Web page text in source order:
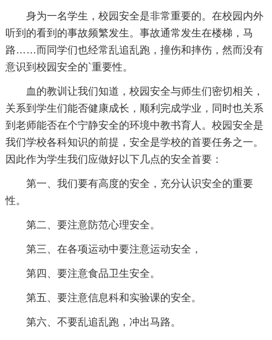
身为一名学生，校园安全是非常重要的。在校园内外
听到的看到的事故频繁发生。事故通常发生在楼梯，马
路……而同学们也经常乱追乱跑，撞伤和摔伤，然而没有
意识到校园安全的`重要性。
血的教训让我们知道，校园安全与师生们密切相关，
关系到学生们能否健康成长，顺利完成学业，同时也关系
到老师能否在个宁静安全的环境中教书育人。校园安全是
我们学校各科知识的前提，安全是学校的首要任务之一。
因此作为学生我们应做好以下几点的安全首要：
第一、我们要有高度的安全，充分认识安全的重要
性。
第二、要注意防范心理安全。
第三、在各项运动中要注意运动安全，
第四、要注意食品卫生安全。
第五、要注意信息科和实验课的安全。
第六、不要乱追乱跑，冲出马路。